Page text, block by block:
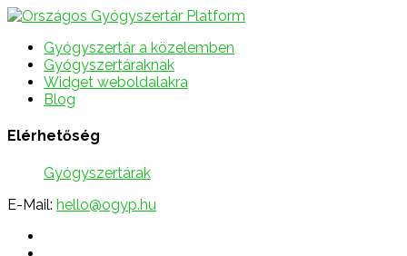
Gyógyszertár a közelemben
Gyógyszertáraknak
Widget weboldalakra
Blog
Elérhetőség
Gyógyszertárak
E-Mail: hello@ogyp.hu